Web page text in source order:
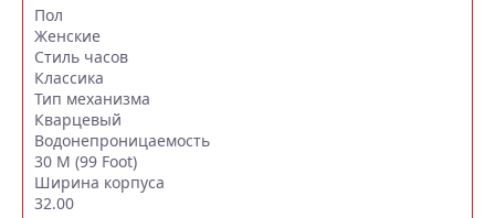
Пол
Женские
Стиль часов
Классика
Тип механизма
Кварцевый
Водонепроницаемость
30 M (99 Foot)
Ширина корпуса
32.00
Отзывы (1)